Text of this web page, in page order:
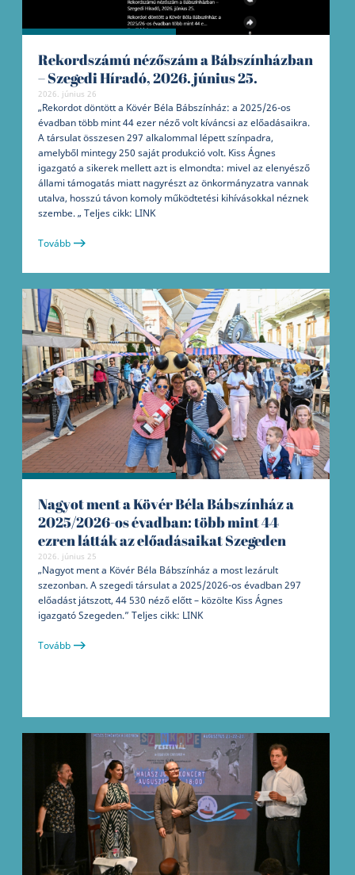
Rekordszámú nézőszám a Bábszínházban
– Szegedi Híradó, 2026. június 25.
2026. június 26
„Rekordot döntött a Kövér Béla Bábszínház: a 2025/26-os
évadban több mint 44 ezer néző volt kíváncsi az előadásaikra.
A társulat összesen 297 alkalommal lépett színpadra,
amelyből mintegy 250 saját produkció volt. Kiss Ágnes
igazgató a sikerek mellett azt is elmondta: mivel az elenyésző
állami támogatás miatt nagyrészt az önkormányzatra vannak
utalva, hosszú távon komoly működtetési kihívásokkal néznek
szembe. „ Teljes cikk: LINK
Tovább
Nagyot ment a Kövér Béla Bábszínház a
2025/2026-os évadban: több mint 44
ezren látták az előadásaikat Szegeden
2026. június 25
„Nagyot ment a Kövér Béla Bábszínház a most lezárult
szezonban. A szegedi társulat a 2025/2026-os évadban 297
előadást játszott, 44 530 néző előtt – közölte Kiss Ágnes
igazgató Szegeden.” Teljes cikk: LINK
Tovább